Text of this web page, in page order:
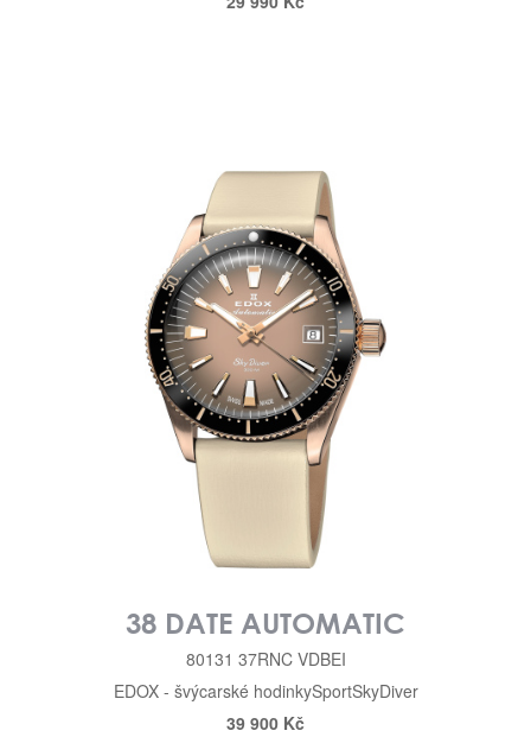
38 DATE AUTOMATIC
80131 37RNC VDBEI
EDOX - švýcarské hodinkySportSkyDiver
39 900 Kč